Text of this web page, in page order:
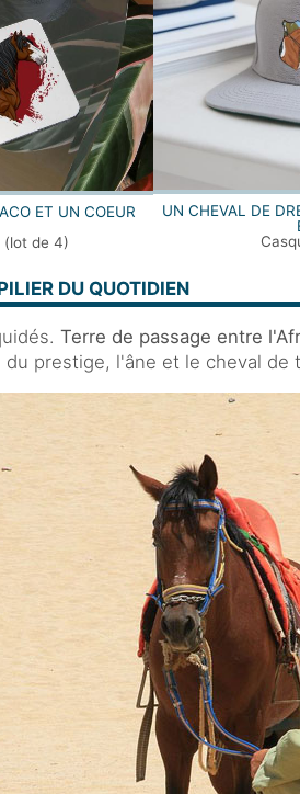
ET UN COEUR
(lot de 4)
UN CHEVAL DE
DU QUOTIDIEN
Terre de passage entre
prestige, l'âne et le cheval